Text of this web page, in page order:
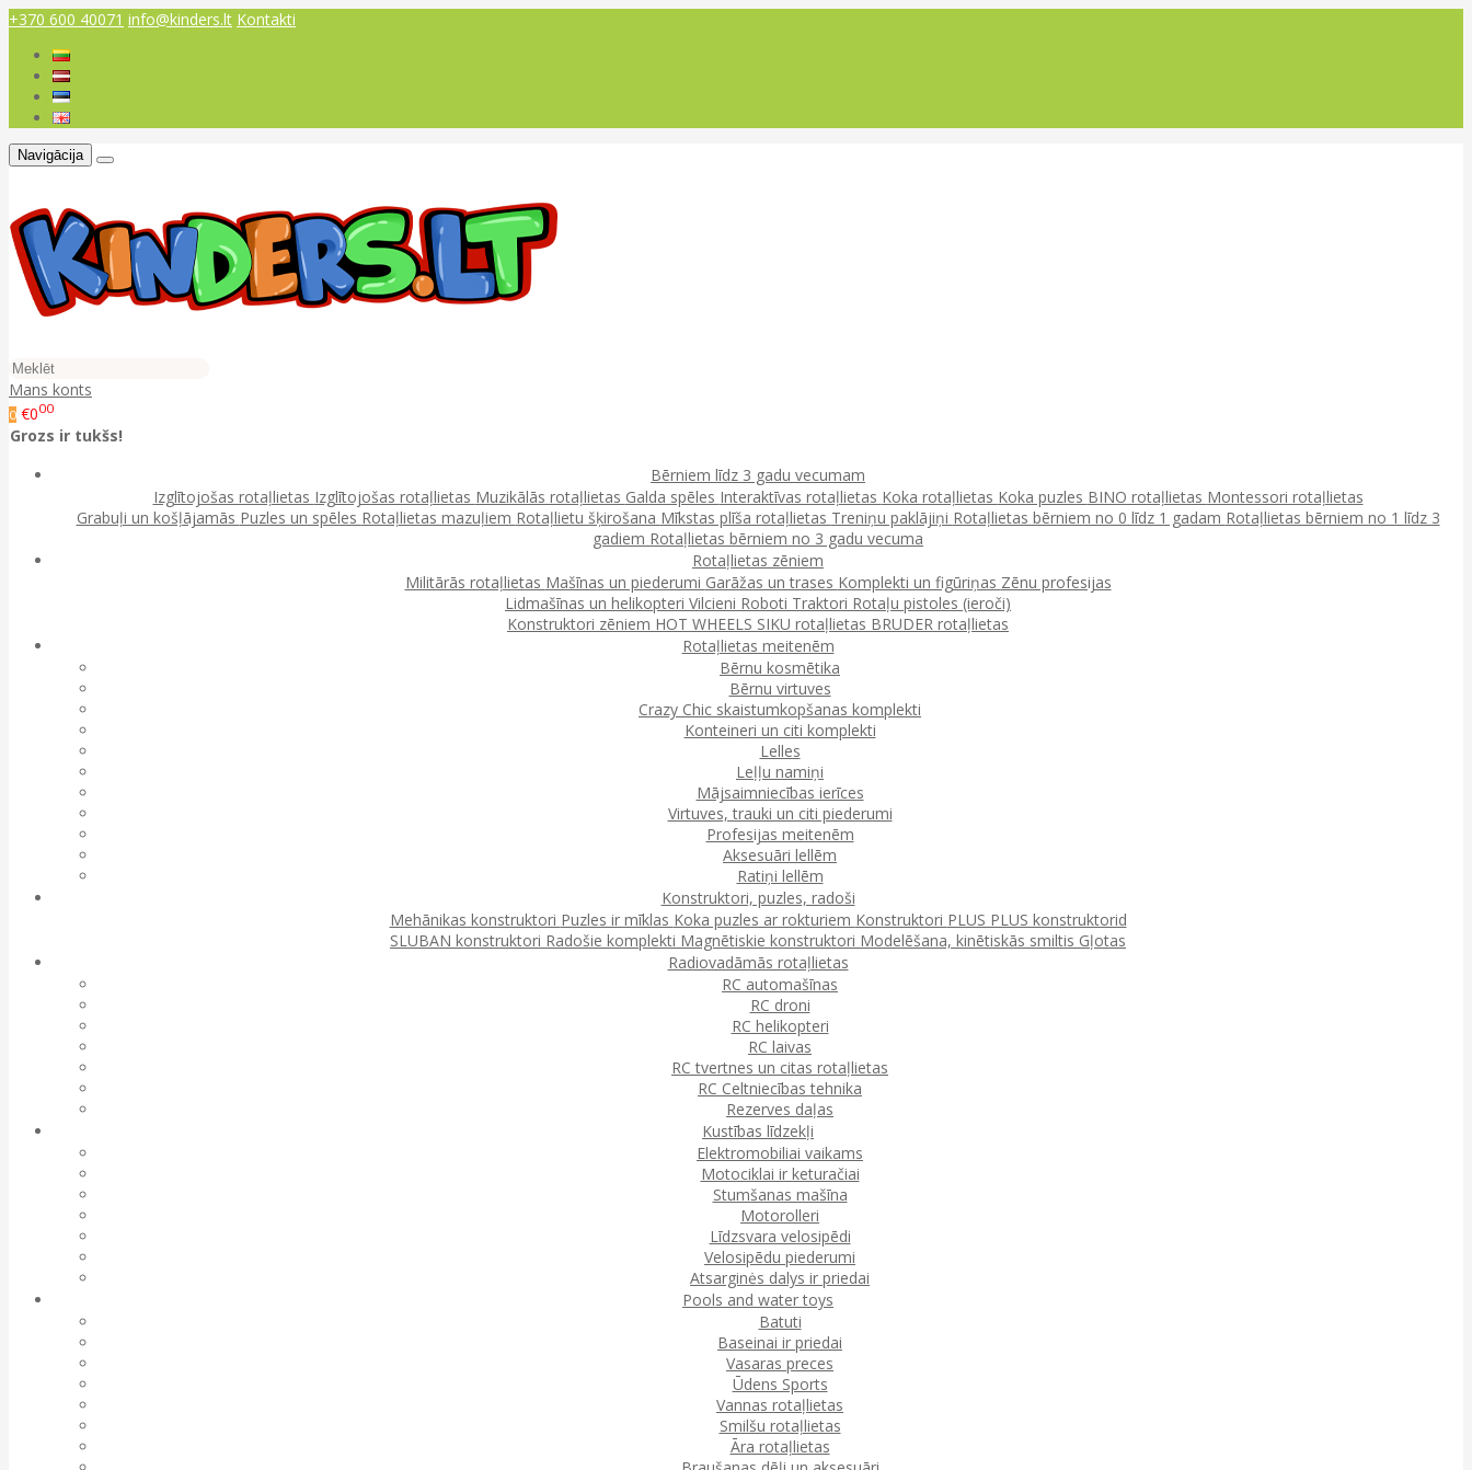
+370 600 40071 info@kinders.lt Kontakti
Navigācija
Mans konts
0 €000
Grozs ir tukšs!
Bērniem līdz 3 gadu vecumam
Izglītojošas rotaļlietas Izglītojošas rotaļlietas Muzikālās rotaļlietas Galda spēles Interaktīvas rotaļlietas Koka rotaļlietas Koka puzles BINO rotaļlietas Montessori rotaļlietas
Grabuļi un košļājamās Puzles un spēles Rotaļlietas mazuļiem Rotaļlietu šķirošana Mīkstas plīša rotaļlietas Treniņu paklājiņi Rotaļlietas bērniem no 0 līdz 1 gadam Rotaļlietas bērniem no 1 līdz 3
gadiem Rotaļlietas bērniem no 3 gadu vecuma
Rotaļlietas zēniem
Militārās rotaļlietas Mašīnas un piederumi Garāžas un trases Komplekti un figūriņas Zēnu profesijas
Lidmašīnas un helikopteri Vilcieni Roboti Traktori Rotaļu pistoles (ieroči)
Konstruktori zēniem HOT WHEELS SIKU rotaļlietas BRUDER rotaļlietas
Rotaļlietas meitenēm
Bērnu kosmētika
Bērnu virtuves
Crazy Chic skaistumkopšanas komplekti
Konteineri un citi komplekti
Lelles
Leļļu namiņi
Mājsaimniecības ierīces
Virtuves, trauki un citi piederumi
Profesijas meitenēm
Aksesuāri lellēm
Ratiņi lellēm
Konstruktori, puzles, radoši
Mehānikas konstruktori Puzles ir mīklas Koka puzles ar rokturiem Konstruktori PLUS PLUS konstruktorid
SLUBAN konstruktori Radošie komplekti Magnētiskie konstruktori Modelēšana, kinētiskās smiltis Gļotas
Radiovadāmās rotaļlietas
RC automašīnas
RC droni
RC helikopteri
RC laivas
RC tvertnes un citas rotaļlietas
RC Celtniecības tehnika
Rezerves daļas
Kustības līdzekļi
Elektromobiliai vaikams
Motociklai ir keturačiai
Stumšanas mašīna
Motorolleri
Līdzsvara velosipēdi
Velosipēdu piederumi
Atsarginės dalys ir priedai
Pools and water toys
Batuti
Baseinai ir priedai
Vasaras preces
Ūdens Sports
Vannas rotaļlietas
Smilšu rotaļlietas
Āra rotaļlietas